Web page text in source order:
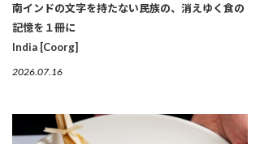
南インドの文字を持たない民族の、消えゆく食の
記憶を１冊に
India [Coorg]
2026.07.16